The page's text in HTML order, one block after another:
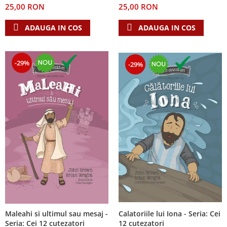
Teologie
A doua venire
Dogmatica
Istoria Bisericii
Misiune
Viata crestina
Contemporaneitate
Devotional
Diverse
Lupta Spirituala
Schimbarea caracterului
Slujire
Suferinta
Viata din belsug
Viata de zi cu zi
25,00 RON
ADAUGA IN COS
25,00 RON
ADAUGA IN COS
-29%
Maleahi si ultimul sau mesaj -
Seria: Cei 12 cutezatori
-29%
Calatoriile lui Iona - Seria: Cei
12 cutezatori